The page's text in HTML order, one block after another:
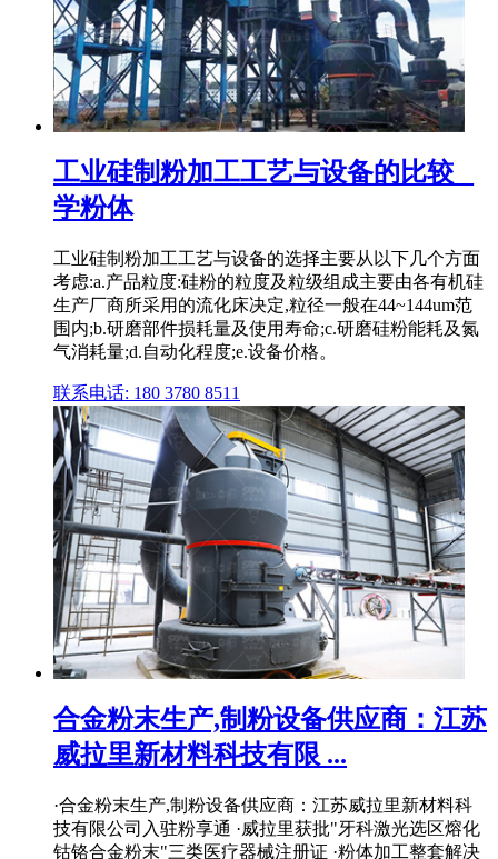
工业硅制粉加工工艺与设备的比较 _
学粉体
工业硅制粉加工工艺与设备的选择主要从以下几个方面
考虑:a.产品粒度:硅粉的粒度及粒级组成主要由各有机硅
生产厂商所采用的流化床决定,粒径一般在44~144um范
围内;b.研磨部件损耗量及使用寿命;c.研磨硅粉能耗及氮
气消耗量;d.自动化程度;e.设备价格。
联系电话: 180 3780 8511
合金粉末生产,制粉设备供应商：江苏
威拉里新材料科技有限 ...
·合金粉末生产,制粉设备供应商：江苏威拉里新材料科
技有限公司入驻粉享通 ·威拉里获批"牙科激光选区熔化
钴铬合金粉末"三类医疗器械注册证 ·粉体加工整套解决